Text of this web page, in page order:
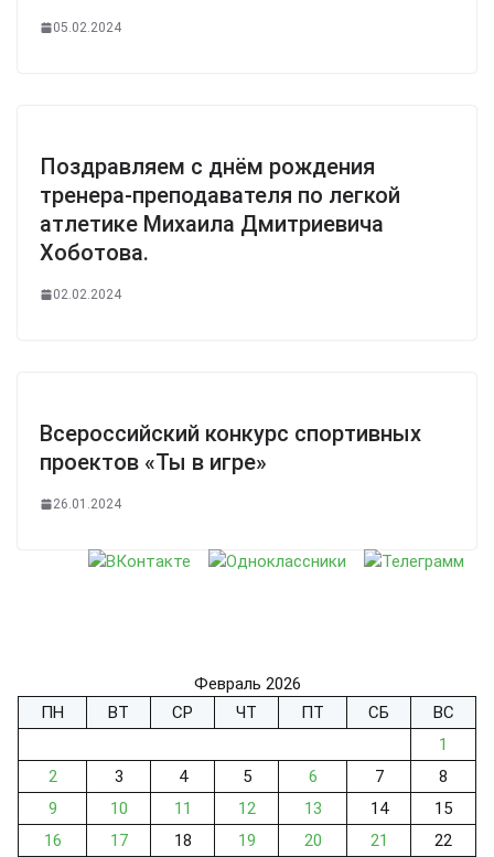
05.02.2024
Поздравляем с днём рождения
тренера-преподавателя по легкой
атлетике Михаила Дмитриевича
Хоботова.
02.02.2024
Всероссийский конкурс спортивных
проектов «Ты в игре»
26.01.2024
Февраль 2026
ПН
ВТ СР ЧТ ПТ СБ
ВС
1
2
3 4 5 6 7
8
9
10 11 12 13 14
15
16
17 18 19 20 21
22